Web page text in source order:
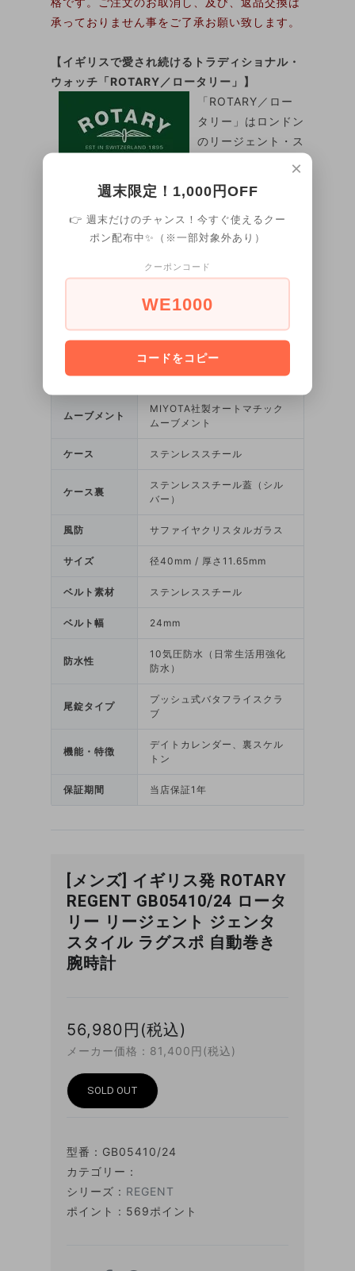
承っておりません事をご了承お願い致します。
【イギリスで愛され続けるトラディショナル・
ウォッチ「ROTARY／ロータリー」】
「ROTARY／ロー
タリー」はロンドン
のリージェント・ス
く、スイス生まれイギリス育ちの英国ウォッチ
ブランドです。伝統的なスタイルを継承しつ
つ、「華美に走らない実質本意のモノ作り」の
姿勢は、一世紀以上にわたりイギリスで高く評
価されています。英国のクラシックスタイルを
踏襲した、価格以上のクオリティの高い時計を
展開し、イギリスで最も愛される実用時計ブラ
「ROTARY／ロータリー」腕時計は、ワンラン
ク上のプレゼントとしても喜ばれるでしょう。
ムーブメント
MIYOTA社製オートマチック
ムーブメント
ケース ステンレススチール
ケース裏
ステンレススチール蓋（シル
バー）
風防 サファイヤクリスタルガラス
サイズ 径40mm / 厚さ11.65mm
ベルト素材 ステンレススチール
ベルト幅 24mm
防水性
10気圧防水（日常生活用強化
防水）
尾錠タイプ
プッシュ式バタフライスクラ
ブ
機能・特徴
デイトカレンダー、裏スケル
トン
保証期間 当店保証1年
[メンズ] イギリス発 ROTARY
REGENT GB05410/24 ロータ
リー リージェント ジェンタ
スタイル ラグスポ 自動巻き
腕時計
56,980円(税込)
メーカー価格：81,400円(税込)
SOLD OUT
型番： GB05410/24
カテゴリー：
シリーズ : REGENT
ポイント : 569ポイント
×
週末限定！1,000円OFF
👉 週末だけのチャンス！今すぐ使えるクー
ポン配布中✨（※一部対象外あり）
クーポンコード
WE1000
コードをコピー